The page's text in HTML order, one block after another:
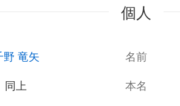
個人
野 竜矢 名前
同上
本名